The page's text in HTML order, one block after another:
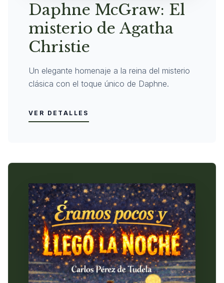
Daphne McGraw: El
misterio de Agatha
Christie
Un elegante homenaje a la reina del misterio
clásica con el toque único de Daphne.
VER DETALLES